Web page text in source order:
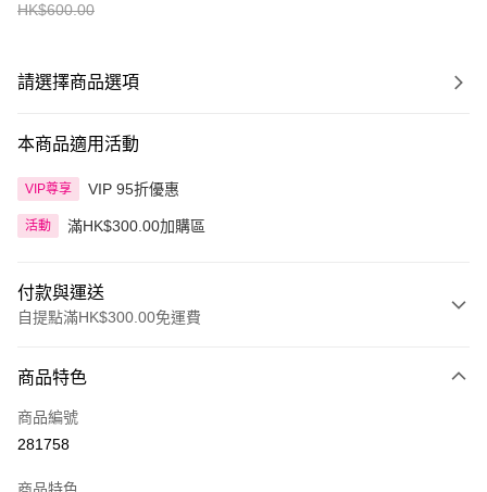
HK$600.00
請選擇商品選項
本商品適用活動
VIP尊享 VIP 95折優惠
活動 滿HK$300.00加購區
付款與運送
自提點滿HK$300.00免運費
信用卡
Apple Pay
商品特色
商品編號
281758